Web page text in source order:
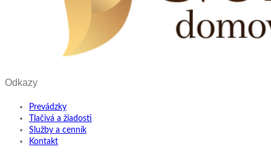
Odkazy
Prevádzky
Tlačivá a žiadosti
Služby a cenník
Kontakt